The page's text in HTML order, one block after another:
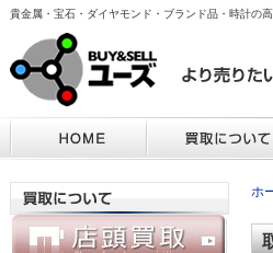
貴金属・宝石・ダイヤモンド・ブランド品・時計の
ホ